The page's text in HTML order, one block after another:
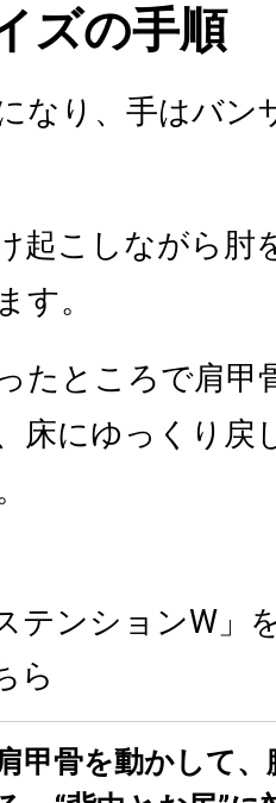
ズの手順
なり、手はバン
起こしながら肘
す。
たところで肩甲
床にゆっくり戻
テンションW」
ら
甲骨を動かして